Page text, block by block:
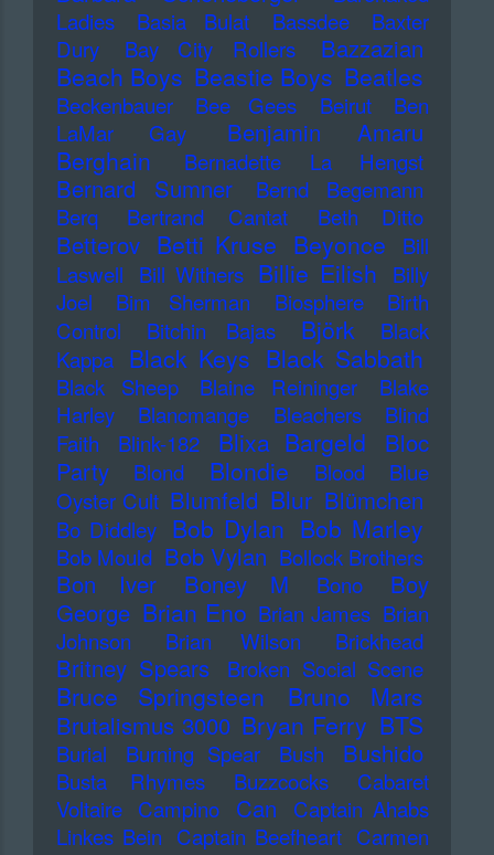
Ladies
Basia Bulat Bassdee
Baxter
Dury
Bay City Rollers Bazzazian
Beach Boys Beastie Boys Beatles
Beckenbauer Bee Gees Beirut
Ben
LaMar Gay
Benjamin Amaru
Berghain Bernadette La Hengst
Bernard Sumner
Bernd Begemann
Berq
Bertrand Cantat Beth Ditto
Betterov Betti Kruse Beyonce
Bill
Laswell
Bill Withers Billie Eilish
Billy
Joel
Bim Sherman Biosphere
Birth
Control
Bitchin Bajas Björk
Black
Kappa Black Keys Black Sabbath
Black Sheep Blaine Reininger
Blake
Harley
Blancmange Bleachers
Blind
Faith
Blink-182 Blixa Bargeld
Bloc
Party
Blond Blondie Blood
Blue
Oyster Cult Blumfeld Blur Blümchen
Bo Diddley Bob Dylan Bob Marley
Bob Mould Bob Vylan Bollock Brothers
Bon Iver Boney M Bono
Boy
George Brian Eno Brian James Brian
Johnson
Brian Wilson Brickhead
Britney Spears Broken Social Scene
Bruce Springsteen Bruno Mars
Brutalismus 3000 Bryan Ferry BTS
Burial Burning Spear Bush Bushido
Busta Rhymes Buzzcocks
Cabaret
Voltaire Campino Can
Captain Ahabs
Linkes Bein Captain Beefheart Carmen